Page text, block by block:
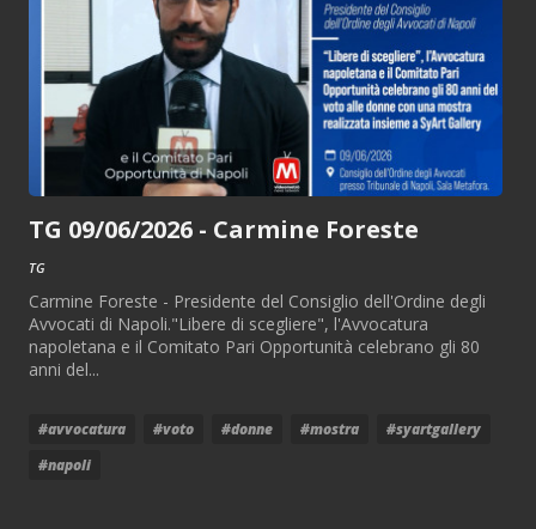
TG 09/06/2026 - Carmine Foreste
TG
Carmine Foreste - Presidente del Consiglio dell'Ordine degli
Avvocati di Napoli."Libere di scegliere", l'Avvocatura
napoletana e il Comitato Pari Opportunità celebrano gli 80
anni del...
#avvocatura #voto #donne #mostra
#syartgallery
#napoli